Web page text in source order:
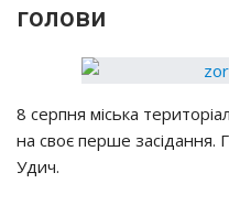
голови
8 серпня міська
на своє перше засідання.
Удич.